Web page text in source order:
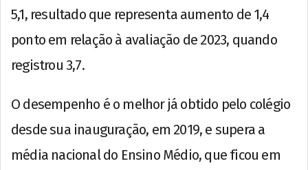
5,1, resultado que representa aumento de 1,4
ponto em relação à avaliação de 2023, quando
registrou 3,7.
O desempenho é o melhor já obtido pelo colégio
desde sua inauguração, em 2019, e supera a
média nacional do Ensino Médio, que ficou em